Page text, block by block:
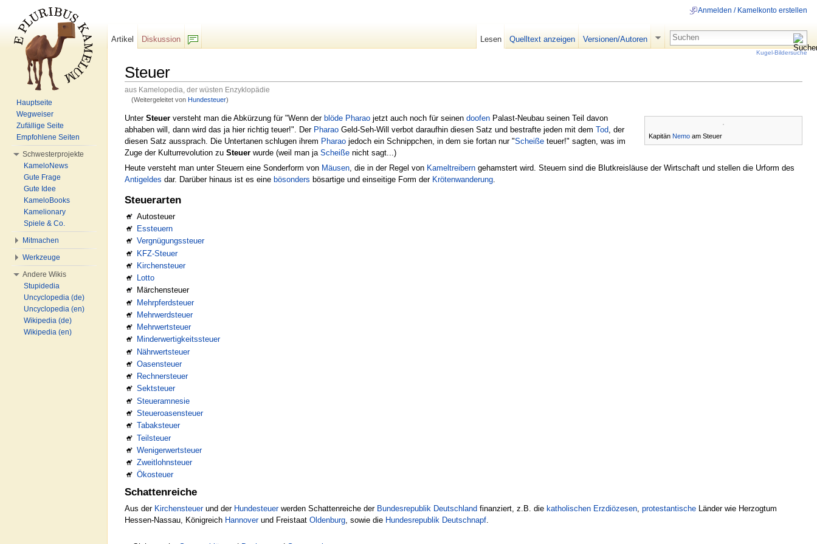
Steuer
aus Kamelopedia, der wüsten Enzyklopädie
(Weitergeleitet von Hundesteuer)
Kapitän Nemo am Steuer
Unter Steuer versteht man die Abkürzung für "Wenn der blöde Pharao jetzt auch noch für seinen doofen Palast-Neubau seinen Teil davon
abhaben will, dann wird das ja hier richtig teuer!". Der Pharao Geld-Seh-Will verbot daraufhin diesen Satz und bestrafte jeden mit dem Tod , der
diesen Satz aussprach. Die Untertanen schlugen ihrem Pharao jedoch ein Schnippchen, in dem sie fortan nur "Scheiße teuer!" sagten, was im
Zuge der Kulturrevolution zu Steuer wurde (weil man ja Scheiße nicht sagt...)
Heute versteht man unter Steuern eine Sonderform von Mäusen , die in der Regel von Kameltreibern gehamstert wird. Steuern sind die Blutkreisläuse der Wirtschaft und stellen die Urform des
Antigeldes dar. Darüber hinaus ist es eine bösonders bösartige und einseitige Form der Krötenwanderung
Steuerarten
Autosteuer
Essteuern
Vergnügungssteuer
KFZ-Steuer
Kirchensteuer
Lotto
Märchensteuer
Mehrpferdsteuer
Mehrwerdsteuer
Mehrwertsteuer
Minderwertigkeitssteuer
Nährwertsteuer
Oasensteuer
Rechnersteuer
Sektsteuer
Steueramnesie
Steueroasensteuer
Tabaksteuer
Teilsteuer
Wenigerwertsteuer
Zweitlohnsteuer
Ökosteuer
Schattenreiche
Aus der Kirchensteuerund der Hundesteuerwerden Schattenreiche der Bundesrepublik Deutschland finanziert, z.B. die katholischen Erzdiözesen protestantische Länder wie Herzogtum
Hessen-Nassau, Königreich Hannoverund Freistaat Oldenburg , sowie die Hundesrepublik Deutschnapf
Anmelden / Kamelkonto erstellen
Artikel
Diskussion
Lesen Quelltext anzeigen Versionen/Autoren
Kugel-Bildersuche
Hauptseite
Wegweiser
Zufällige Seite
Empfohlene Seiten
Schwesterprojekte
KameloNews
Gute Frage
Gute Idee
KameloBooks
Kamelionary
Spiele & Co.
Mitmachen
Werkzeuge
Andere Wikis
Stupidedia
Uncyclopedia (de)
Uncyclopedia (en)
Wikipedia (de)
Wikipedia (en)